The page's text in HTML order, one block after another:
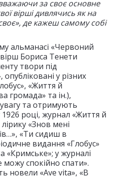
за своє основне
вірші дивлячись як на
де кажеш самому собі
альманасі «Червоний
Бориса Тенети
твори під
у різних
«Життя й
громада» та ін.),
та отримують
1926 році, журнал «Життя й
«Знов мені
«Ти сидиш в
видання «Глобус»
«Кримське»; у журналі
можу спокійно спати».
новели «Ave vita», «В